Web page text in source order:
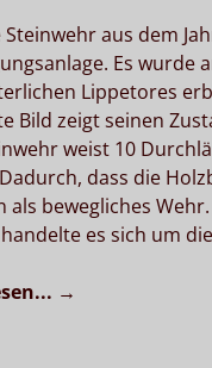
Steinwehr aus dem
Es wurde
Lippetores
Bild zeigt seinen
weist 10
dass die
als bewegliches
es sich um
→